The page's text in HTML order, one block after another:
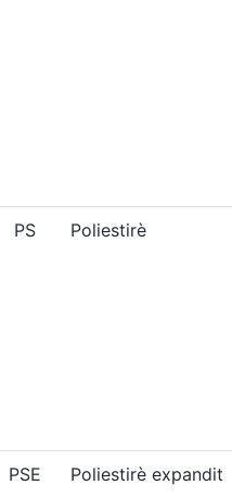
PS Poliestirè
PSE Poliestirè expandit